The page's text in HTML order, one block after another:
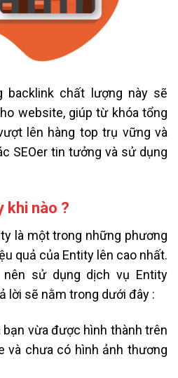
backlink chất lượng này sẽ
website, giúp từ khóa tổng
lên hàng top trụ vững và
SEOer tin tưởng và sử dụng
khi nào ?
là một trong những phương
quả của Entity lên cao nhất.
sử dụng dịch vụ Entity
lời sẽ nằm trong dưới đây :
vừa được hình thành trên
và chưa có hình ảnh thương